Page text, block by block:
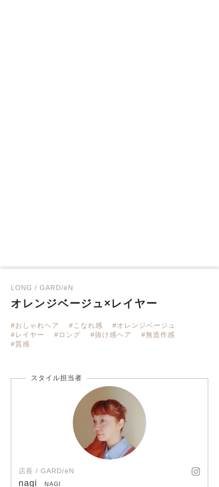
LONG / GARD/ëN
オレンジベージュ×レイヤー
#おしゃれヘア #こなれ感
#オレンジベージュ
#レイヤー
#ロング #抜け感ヘア
#無造作感
#質感
店長 / GARD/ëN
nagi NAGI